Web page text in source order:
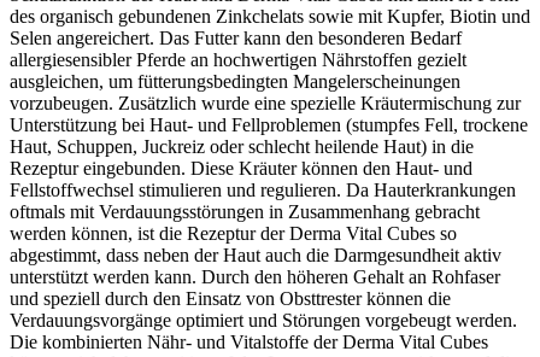
des organisch gebundenen Zinkchelats sowie mit Kupfer, Biotin und
Selen angereichert. Das Futter kann den besonderen Bedarf
allergiesensibler Pferde an hochwertigen Nährstoffen gezielt
ausgleichen, um fütterungsbedingten Mangelerscheinungen
vorzubeugen. Zusätzlich wurde eine spezielle Kräutermischung zur
Unterstützung bei Haut- und Fellproblemen (stumpfes Fell, trockene
Haut, Schuppen, Juckreiz oder schlecht heilende Haut) in die
Rezeptur eingebunden. Diese Kräuter können den Haut- und
Fellstoffwechsel stimulieren und regulieren. Da Hauterkrankungen
oftmals mit Verdauungsstörungen in Zusammenhang gebracht
werden können, ist die Rezeptur der Derma Vital Cubes so
abgestimmt, dass neben der Haut auch die Darmgesundheit aktiv
unterstützt werden kann. Durch den höheren Gehalt an Rohfaser
und speziell durch den Einsatz von Obsttrester können die
Verdauungsvorgänge optimiert und Störungen vorgebeugt werden.
Die kombinierten Nähr- und Vitalstoffe der Derma Vital Cubes